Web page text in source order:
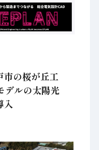
市の桜が丘工
デルの太陽光
入